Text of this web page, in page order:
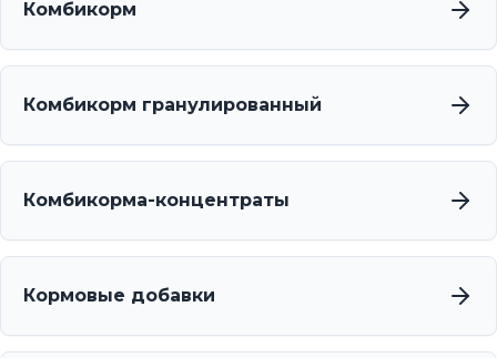
Комбикорм
Комбикорм гранулированный
Комбикорма-концентраты
Кормовые добавки